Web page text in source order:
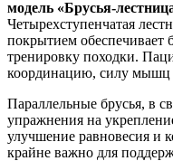
модель «Брусья-
Четырехступенчатая
покрытием обеспечивает
тренировку походки.
координацию, силу мышц
Параллельные брусья, в
упражнения на
улучшение равновесия и
крайне важно для